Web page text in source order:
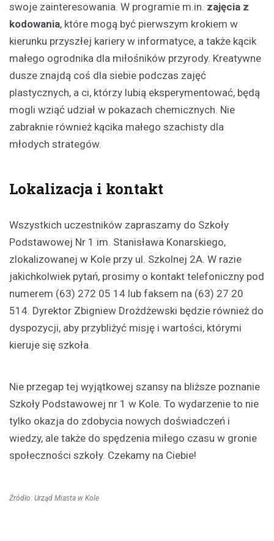
swoje zainteresowania. W programie m.in. zajęcia z
kodowania, które mogą być pierwszym krokiem w
kierunku przyszłej kariery w informatyce, a także kącik
małego ogrodnika dla miłośników przyrody. Kreatywne
dusze znajdą coś dla siebie podczas zajęć
plastycznych, a ci, którzy lubią eksperymentować, będą
mogli wziąć udział w pokazach chemicznych. Nie
zabraknie również kącika małego szachisty dla
młodych strategów.
Lokalizacja i kontakt
Wszystkich uczestników zapraszamy do Szkoły
Podstawowej Nr 1 im. Stanisława Konarskiego,
zlokalizowanej w Kole przy ul. Szkolnej 2A. W razie
jakichkolwiek pytań, prosimy o kontakt telefoniczny pod
numerem (63) 272 05 14 lub faksem na (63) 27 20
514. Dyrektor Zbigniew Drożdżewski będzie również do
dyspozycji, aby przybliżyć misję i wartości, którymi
kieruje się szkoła.
Nie przegap tej wyjątkowej szansy na bliższe poznanie
Szkoły Podstawowej nr 1 w Kole. To wydarzenie to nie
tylko okazja do zdobycia nowych doświadczeń i
wiedzy, ale także do spędzenia miłego czasu w gronie
społeczności szkoły. Czekamy na Ciebie!
Źródło: Urząd Miasta w Kole